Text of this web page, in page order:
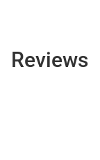
Reviews